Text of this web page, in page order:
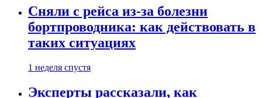
Сняли с рейса из-за болезни
бортпроводника: как действовать в
таких ситуациях
1 неделя спустя
Эксперты рассказали, как